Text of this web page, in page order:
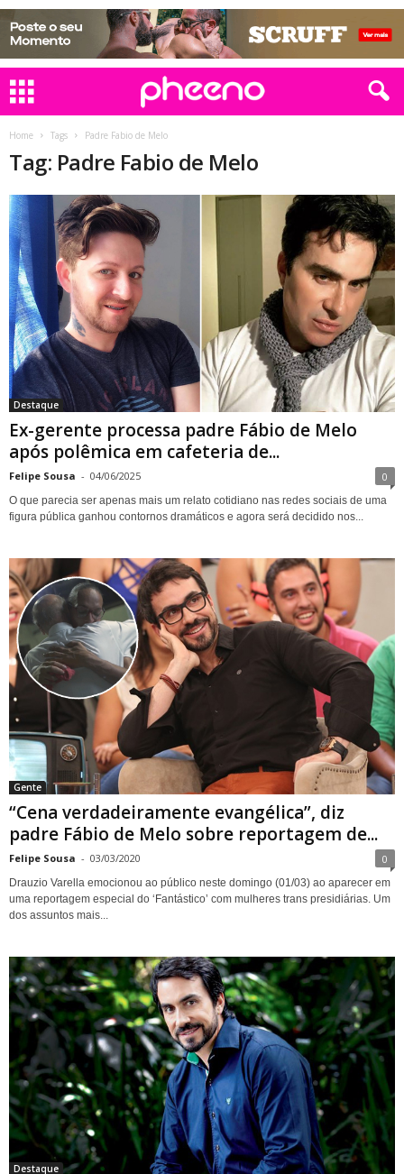
Home Tags Padre Fabio de Melo
Tag: Padre Fabio de Melo
Destaque
Ex-gerente processa padre Fábio de Melo
após polêmica em cafeteria de...
Felipe Sousa - 04/06/2025 0
O que parecia ser apenas mais um relato cotidiano nas redes sociais de uma
figura pública ganhou contornos dramáticos e agora será decidido nos...
Gente
“Cena verdadeiramente evangélica”, diz
padre Fábio de Melo sobre reportagem de...
Felipe Sousa - 03/03/2020 0
Drauzio Varella emocionou ao público neste domingo (01/03) ao aparecer em
uma reportagem especial do ‘Fantástico’ com mulheres trans presidiárias. Um
dos assuntos mais...
Destaque